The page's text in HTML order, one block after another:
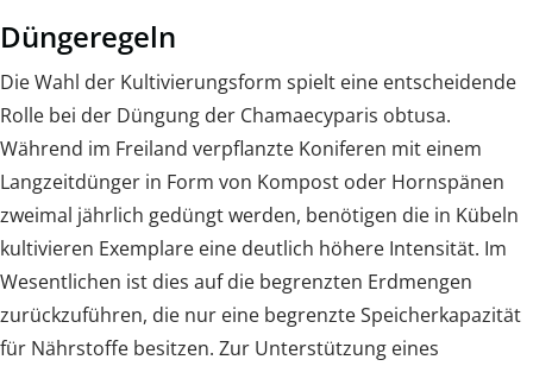
Düngeregeln
Die Wahl der Kultivierungsform spielt eine entscheidende
Rolle bei der Düngung der Chamaecyparis obtusa.
Während im Freiland verpflanzte Koniferen mit einem
Langzeitdünger in Form von Kompost oder Hornspänen
zweimal jährlich gedüngt werden, benötigen die in Kübeln
kultivieren Exemplare eine deutlich höhere Intensität. Im
Wesentlichen ist dies auf die begrenzten Erdmengen
zurückzuführen, die nur eine begrenzte Speicherkapazität
für Nährstoffe besitzen. Zur Unterstützung eines